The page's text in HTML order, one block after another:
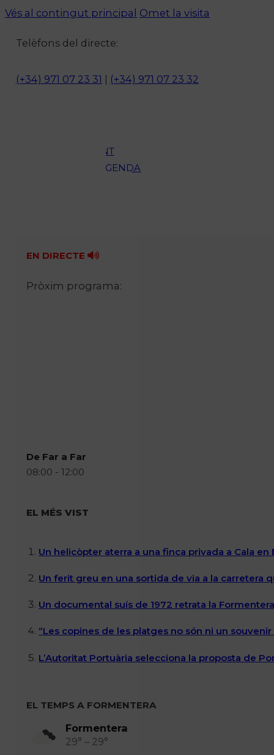
Vés al contingut principal Omet la visita
Telèfons del directe:
(+34) 971 07 23 31 (+34) 971 07 23 32
OCI
AMBIENT
AGENDA
Fes-te'n soci!
EN DIRECTE
Pròxim programa:
De Far a Far
08:00 - 12:00
EL MÉS VIST
Un helicòpter aterra a una finca privada a Cala
Un ferit greu en una sortida de via a la carretera
Un documental suís de 1972 retrata la
“Les copines de les platges no són ni un
L’Autoritat Portuària selecciona la proposta de
EL TEMPS A FORMENTERA
Formentera
29° – 29°